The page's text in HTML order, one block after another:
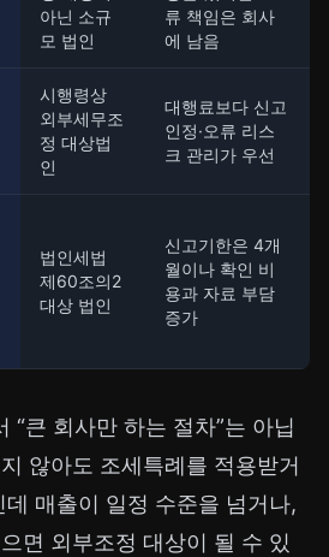
아닌 소규
모 법인
류 책임은 회사
에 남음
시행령상
외부세무조
정 대상법
인
대행료보다 신고
인정·오류 리스
크 관리가 우선
법인세법
제60조의2
대상 법인
신고기한은 4개
월이나 확인 비
용과 자료 부담
증가
“큰 회사만 하는 절차”는 아닙
않아도 조세특례를 적용받거
매출이 일정 수준을 넘거나,
면 외부조정 대상이 될 수 있